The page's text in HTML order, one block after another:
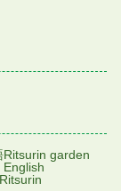
Ritsurin garden
English